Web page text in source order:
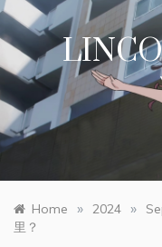
Skip
to
content
Home » 2024 »
里？